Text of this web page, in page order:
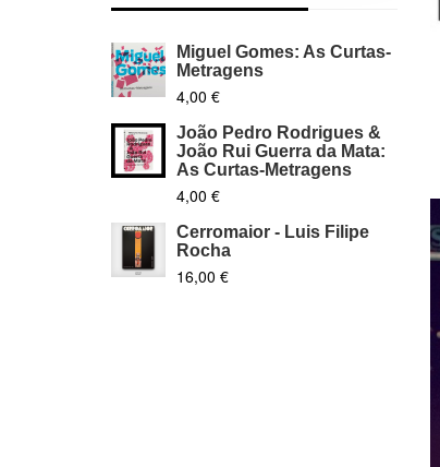
Miguel Gomes: As Curtas-
Metragens
4,00 €
João Pedro Rodrigues &
João Rui Guerra da Mata:
As Curtas-Metragens
4,00 €
Cerromaior - Luis Filipe
Rocha
16,00 €